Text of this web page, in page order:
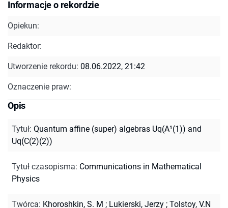
Informacje o rekordzie
Opiekun:
Redaktor:
Utworzenie rekordu: 08.06.2022, 21:42
Oznaczenie praw:
Opis
Tytuł: Quantum affine (super) algebras Uq(A¹(1)) and
Uq(C(2)(2))
Tytuł czasopisma: Communications in Mathematical
Physics
Twórca: Khoroshkin, S. M ; Lukierski, Jerzy ; Tolstoy, V.N